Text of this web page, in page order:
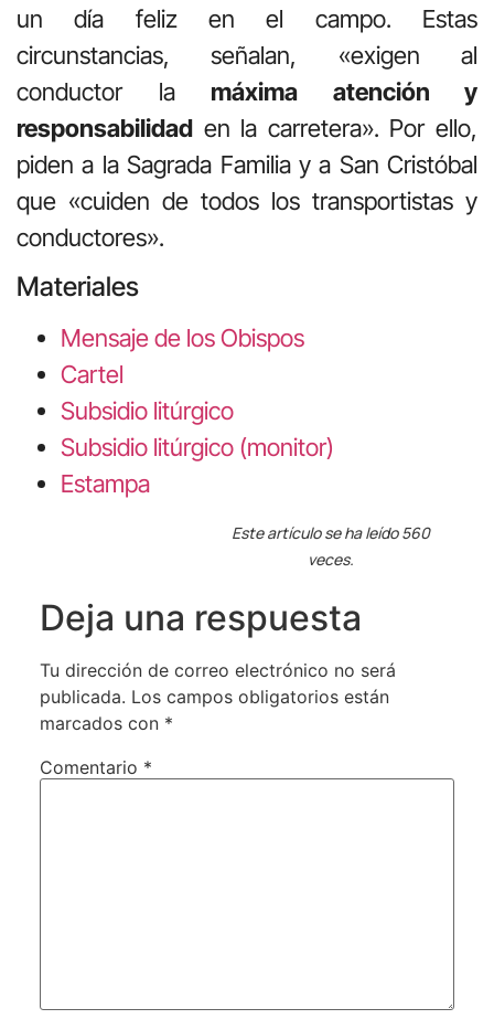
un día feliz en el campo. Estas
circunstancias, señalan, «exigen al
conductor la máxima atención y
responsabilidad en la carretera». Por ello,
piden a la Sagrada Familia y a San Cristóbal
que «cuiden de todos los transportistas y
conductores».
Materiales
Mensaje de los Obispos
Cartel
Subsidio litúrgico
Subsidio litúrgico (monitor)
Estampa
Este artículo se ha leído 560
veces.
Deja una respuesta
Tu dirección de correo electrónico no será
publicada. Los campos obligatorios están
marcados con *
Comentario *